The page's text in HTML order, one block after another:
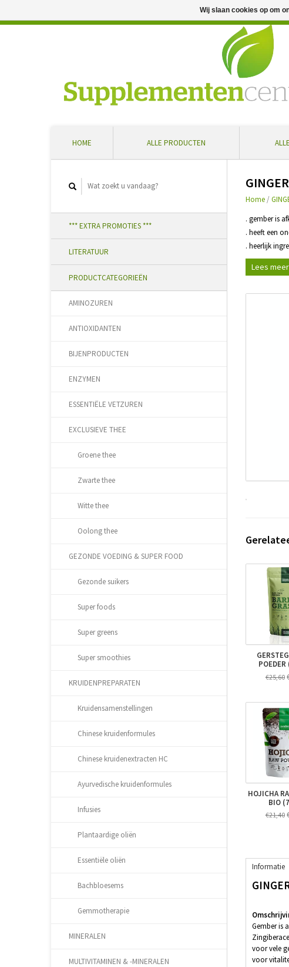
HOME ALLE PRODUCTEN
*** EXTRA PROMOTIES ***
LITERATUUR
PRODUCTCATEGORIEËN
AMINOZUREN
ANTIOXIDANTEN
BIJENPRODUCTEN
ENZYMEN
ESSENTIËLE VETZUREN
EXCLUSIEVE THEE
Groene thee
Zwarte thee
Witte thee
Oolong thee
GEZONDE VOEDING & SUPER FOOD
Gezonde suikers
Super foods
Super greens
Super smoothies
KRUIDENPREPARATEN
Kruidensamenstellingen
Chinese kruidenformules
Chinese kruidenextracten HC
Ayurvedische kruidenformules
Infusies
Plantaardige oliën
Essentiële oliën
Bachbloesems
Gemmotherapie
MINERALEN
MULTIVITAMINEN & -MINERALEN
Home /
. gember is
. heeft een
. heerlijk
Lees
€25,60
HOJICHA
BIO
€21,40
Informatie
Gember is
voor vele
voor
Wij slaan cookies op om
Professioneel advies en snelle levering ... Ontvang 5 %